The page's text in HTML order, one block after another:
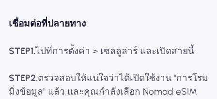
เชื่อมต่อที่ปลายทาง
STEP1.ไปที่การตั้งค่า > เซลลูล่าร์ และเปิดสายนี้
STEP2.ตรวจสอบให้แน่ใจว่าได้เปิดใช้งาน "การโรม
มิ่งข้อมูล" แล้ว และคุณกำลังเลือก Nomad eSIM